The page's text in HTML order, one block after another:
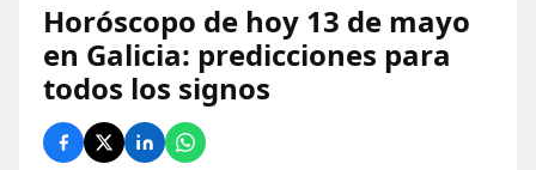
Horóscopo de hoy 13 de mayo
en Galicia: predicciones para
todos los signos